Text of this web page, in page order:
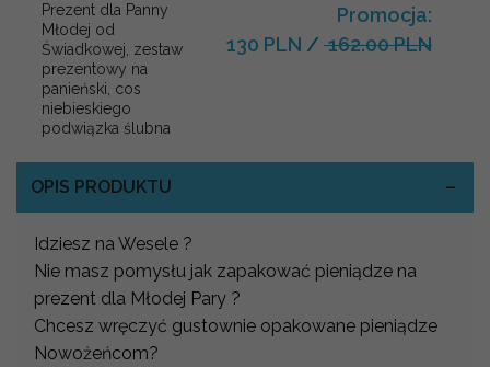
Prezent dla Panny
Młodej od
Świadkowej, zestaw
prezentowy na
panieński, cos
niebieskiego
podwiązka ślubna
Promocja:
130 PLN / 162.00 PLN
OPIS PRODUKTU
Idziesz na Wesele ?
Nie masz pomysłu jak zapakować pieniądze na
prezent dla Młodej Pary ?
Chcesz wręczyć gustownie opakowane pieniądze
Nowożeńcom?